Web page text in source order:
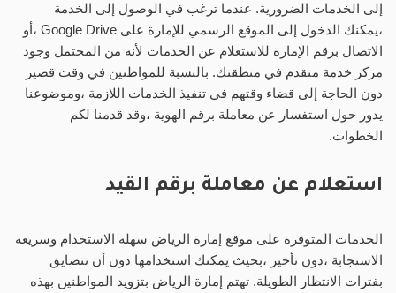
إلى الخدمات الضرورية. عندما ترغب في الوصول إلى الخدمة
،يمكنك الدخول إلى الموقع الرسمي للإمارة على Google Drive ،أو
الاتصال برقم الإمارة للاستعلام عن الخدمات لأنه من المحتمل وجود
مركز خدمة متقدم في منطقتك. بالنسبة للمواطنين في وقت قصير
دون الحاجة إلى قضاء وقتهم في تنفيذ الخدمات اللازمة ،وموضوعنا
يدور حول استفسار عن معاملة برقم الهوية ،وقد قدمنا ​​لكم
الخطوات.
استعلام عن معاملة برقم القيد
الخدمات المتوفرة على موقع إمارة الرياض سهلة الاستخدام وسريعة
الاستجابة ،دون تأخير ،بحيث يمكنك استخدامها دون أن تتضايق
بفترات الانتظار الطويلة. تهتم إمارة الرياض بتزويد المواطنين بهذه